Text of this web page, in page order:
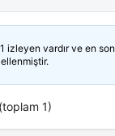
izleyen vardır ve en son
1)